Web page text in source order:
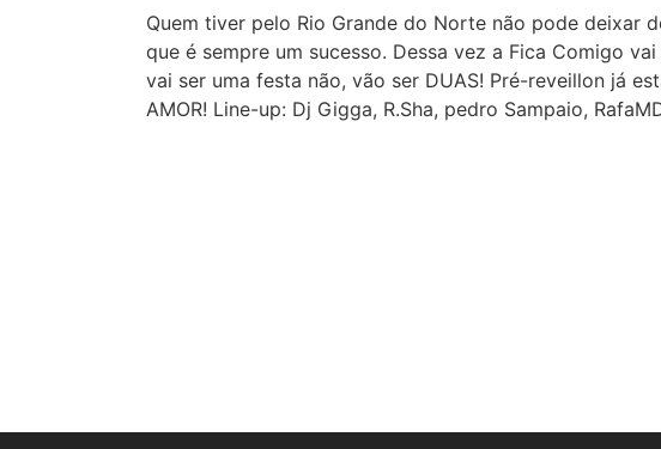
Quem tiver pelo Rio Grande do Norte não pode deixar
que é sempre um sucesso. Dessa vez a Fica Comigo
vai ser uma festa não, vão ser DUAS! Pré-reveillon já
AMOR! Line-up: Dj Gigga, R.Sha, pedro Sampaio,